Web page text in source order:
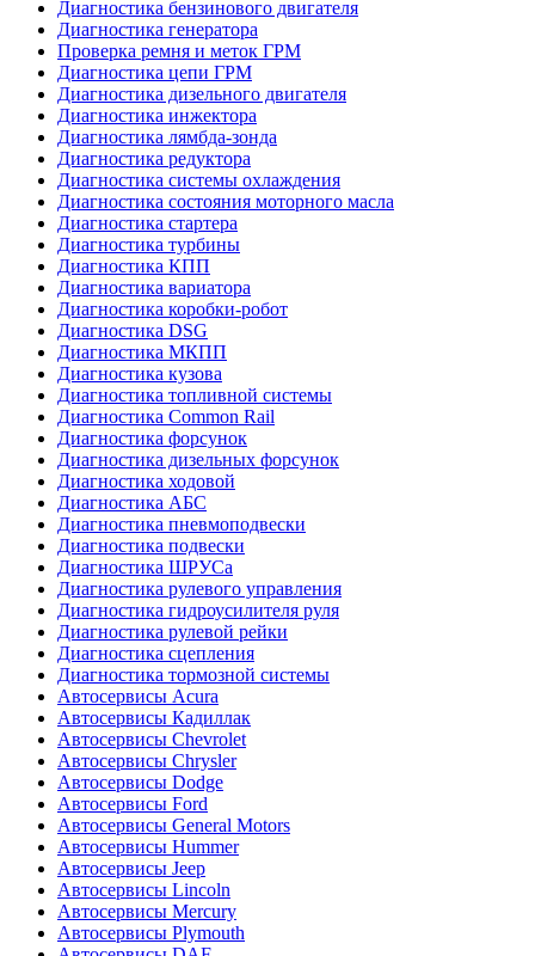
Диагностика бензинового двигателя
Диагностика генератора
Проверка ремня и меток ГРМ
Диагностика цепи ГРМ
Диагностика дизельного двигателя
Диагностика инжектора
Диагностика лямбда-зонда
Диагностика редуктора
Диагностика системы охлаждения
Диагностика состояния моторного масла
Диагностика стартера
Диагностика турбины
Диагностика КПП
Диагностика вариатора
Диагностика коробки-робот
Диагностика DSG
Диагностика МКПП
Диагностика кузова
Диагностика топливной системы
Диагностика Common Rail
Диагностика форсунок
Диагностика дизельных форсунок
Диагностика ходовой
Диагностика АБС
Диагностика пневмоподвески
Диагностика подвески
Диагностика ШРУСа
Диагностика рулевого управления
Диагностика гидроусилителя руля
Диагностика рулевой рейки
Диагностика сцепления
Диагностика тормозной системы
Автосервисы Acura
Автосервисы Кадиллак
Автосервисы Chevrolet
Автосервисы Chrysler
Автосервисы Dodge
Автосервисы Ford
Автосервисы General Motors
Автосервисы Hummer
Автосервисы Jeep
Автосервисы Lincoln
Автосервисы Mercury
Автосервисы Plymouth